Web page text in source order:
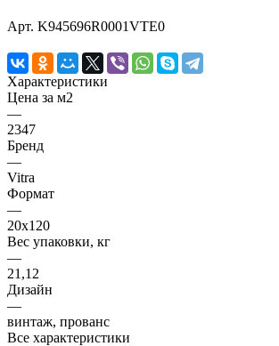
Арт. K945696R0001VTE0
Характеристики
Цена за м2
—
2347
Бренд
—
Vitra
Формат
—
20х120
Вес упаковки, кг
—
21,12
Дизайн
—
винтаж, прованс
Все характеристики